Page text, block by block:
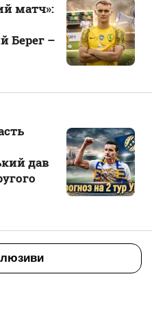
матч»:
Берег –
дав